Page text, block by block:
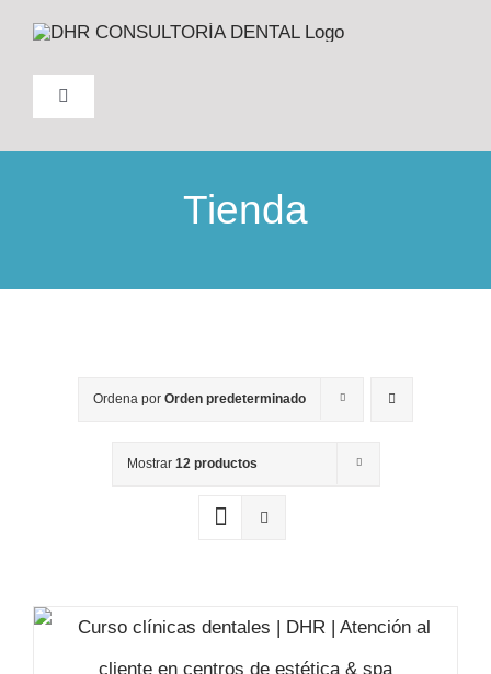
Saltar
contenidoToggle
INICIO
CONTACTO
Tienda
Ordena por Orden predeterminado
Mostrar 12 productos